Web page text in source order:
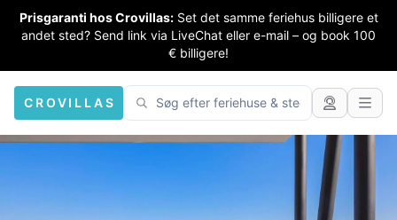
Prisgaranti hos Crovillas: Set det samme feriehus billigere et
andet sted? Send link via LiveChat eller e-mail – og book 100
€ billigere!
CROVILLAS